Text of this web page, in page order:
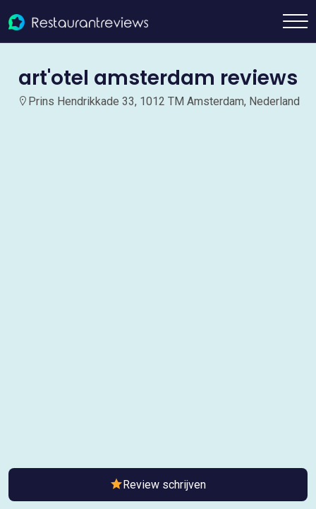
art'otel amsterdam reviews
Prins Hendrikkade 33, 1012 TM Amsterdam, Nederland
Review schrijven